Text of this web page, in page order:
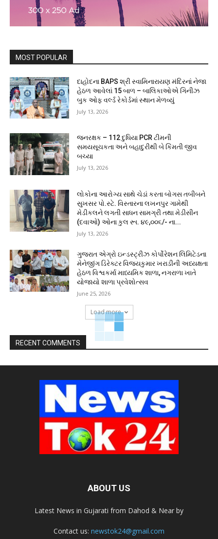
MOST POPULAR
દાહોદના BAPS શ્રી સ્વામિનારાયણ મંદિરનાં નેજા
હેઠળ આવેલાં 15 બાળ – બાલિકાઓએ ગિનીઝ
બુક ઓફ વર્લ્ડ રેકોર્ડમાં સ્થાન મેળવ્યું
July 13, 2026
જનરક્ષક – 112 દુધિયા PCR ટીમની
સમયસૂચકતા અને બહાદુરીથી બે કિંમતી જીવ
બચ્યા
July 13, 2026
લોકોના આરોગ્ય સાથે ચેડાં કરતા બોગસ તબીબને
સુખસર પો.સ્ટે. વિસ્તારના લખનપુર ગામેથી
મેડીકલને લગતી સાધન સામગ્રી તથા મેડીસીન
(દવાઓ) ઓના કુલ રૂા. ૪૯,૦૦૬/- ના...
July 13, 2026
ગુજરાત એગ્રો ઇન્ડસ્ટ્રીઝ કોર્પોરેશન લિમિટેડના
મેનેજીંગ ડિરેક્ટર વિજયકુમાર ખરાડીની અધ્યક્ષતા
હેઠળ વિશ્વકર્મા માધ્યમિક શાળા, નગરાળા ખાતે
યોજાયો શાળા પ્રવેશોત્સવ
June 25, 2026
Load more
RECENT COMMENTS
ABOUT US
Latest News in Gujarati from Dahod & Near by
Contact us: newstok24@gmail.com